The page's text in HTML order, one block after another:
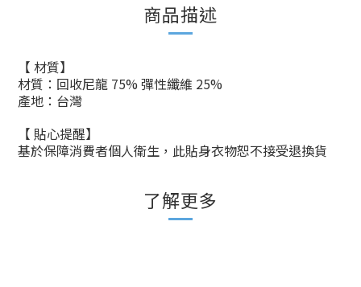
商品描述
【 材質】
材質：回收尼龍 75% 彈性纖維 25%
產地：台灣
【 貼心提醒】
基於保障消費者個人衛生，此貼身衣物恕不接受退換貨
了解更多